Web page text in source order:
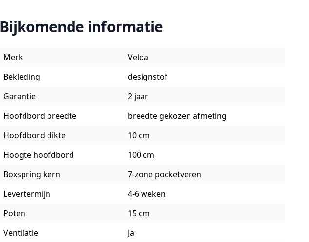
Bijkomende informatie
Merk
Velda
Bekleding
designstof
Garantie
2 jaar
Hoofdbord breedte
breedte gekozen afmeting
Hoofdbord dikte
10 cm
Hoogte hoofdbord
100 cm
Boxspring kern
7-zone pocketveren
Levertermijn
4-6 weken
Poten
15 cm
Ventilatie
Ja